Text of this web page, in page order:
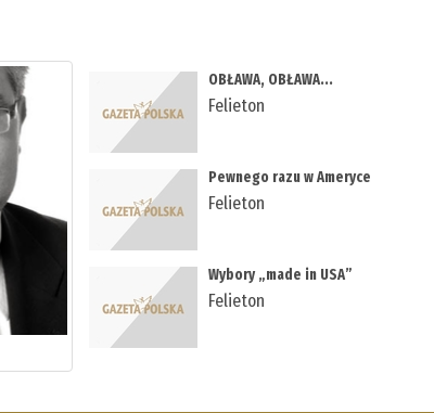
OBŁAWA, OBŁAWA...
Felieton
Pewnego razu w Ameryce
Felieton
Wybory „made in USA”
Felieton